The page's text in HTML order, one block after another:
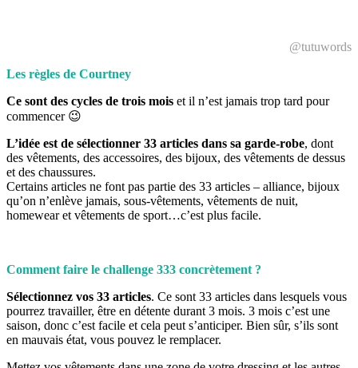
@tutuwords
Les règles de Courtney
Ce sont des cycles de trois mois et il n’est jamais trop tard pour
commencer 😉
L’idée est de sélectionner 33 articles dans sa garde-robe, dont
des vêtements, des accessoires, des bijoux, des vêtements de dessus
et des chaussures.
Certains articles ne font pas partie des 33 articles – alliance, bijoux
qu’on n’enlève jamais, sous-vêtements, vêtements de nuit,
homewear et vêtements de sport…c’est plus facile.
Comment faire le challenge 333 concrètement ?
Sélectionnez vos 33 articles. Ce sont 33 articles dans lesquels vous
pourrez travailler, être en détente durant 3 mois. 3 mois c’est une
saison, donc c’est facile et cela peut s’anticiper. Bien sûr, s’ils sont
en mauvais état, vous pouvez le remplacer.